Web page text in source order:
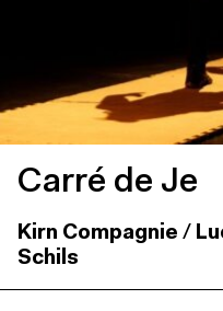
Carré de Je
Kirn Compagnie /
Schils